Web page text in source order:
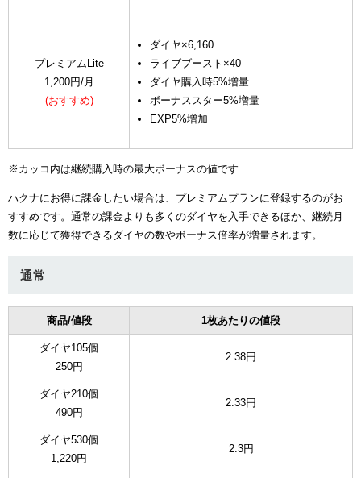
プレミアムLite
1,200円/月
(おすすめ)
ダイヤ×6,160
ライブブースト×40
ダイヤ購入時5%増量
ボーナススター5%増量
EXP5%増加
※カッコ内は継続購入時の最大ボーナスの値です
ハクナにお得に課金したい場合は、プレミアムプランに登録するのがお
すすめです。通常の課金よりも多くのダイヤを入手できるほか、継続月
数に応じて獲得できるダイヤの数やボーナス倍率が増量されます。
通常
商品/値段 1枚あたりの値段
ダイヤ105個
250円
2.38円
ダイヤ210個
490円
2.33円
ダイヤ530個
1,220円
2.3円